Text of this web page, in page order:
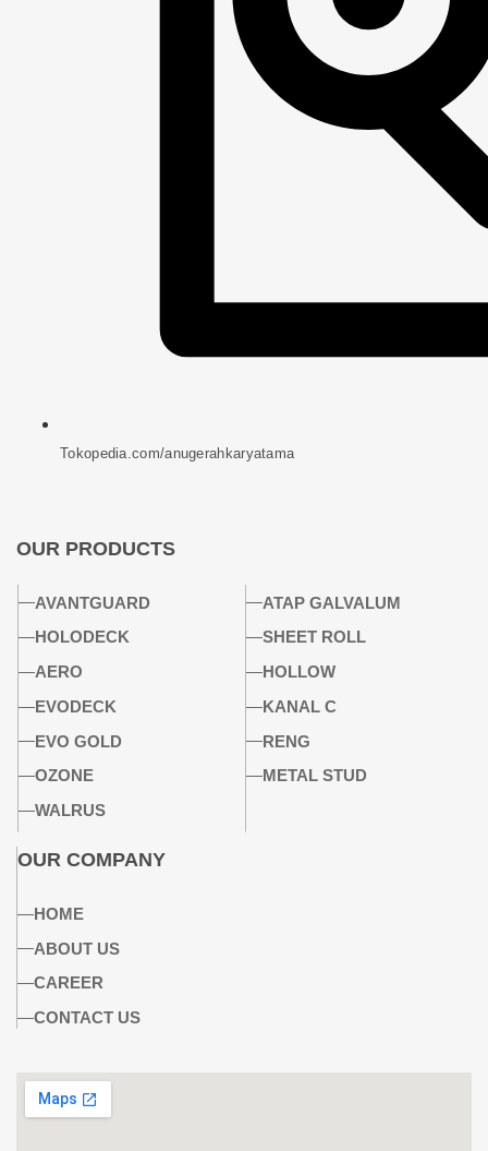
Tokopedia.com/anugerahkaryatama
OUR PRODUCTS
AVANTGUARD
HOLODECK
AERO
EVODECK
EVO GOLD
OZONE
WALRUS
ATAP GALVALUM
SHEET ROLL
HOLLOW
KANAL C
RENG
METAL STUD
OUR COMPANY
HOME
ABOUT US
CAREER
CONTACT US